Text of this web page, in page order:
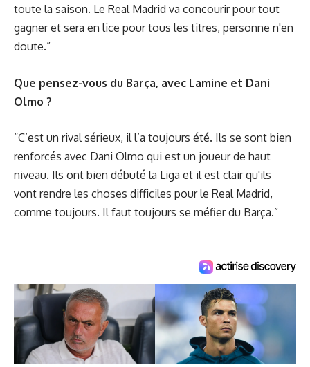
toute la saison. Le Real Madrid va concourir pour tout
gagner et sera en lice pour tous les titres, personne n'en
doute.”
Que pensez-vous du Barça, avec Lamine et Dani
Olmo ?
“C’est un rival sérieux, il l’a toujours été. Ils se sont bien
renforcés avec Dani Olmo qui est un joueur de haut
niveau. Ils ont bien débuté la Liga et il est clair qu'ils
vont rendre les choses difficiles pour le Real Madrid,
comme toujours. Il faut toujours se méfier du Barça.”